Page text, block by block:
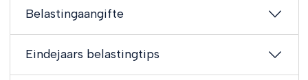
Belastingaangifte
Eindejaars belastingtips